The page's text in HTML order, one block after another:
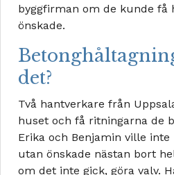
byggfirman om de kunde få
önskade.
det?
Två hantverkare från
huset och få ritningarna de
Erika och Benjamin ville
utan önskade nästan bort
om det inte gick, göra valv.